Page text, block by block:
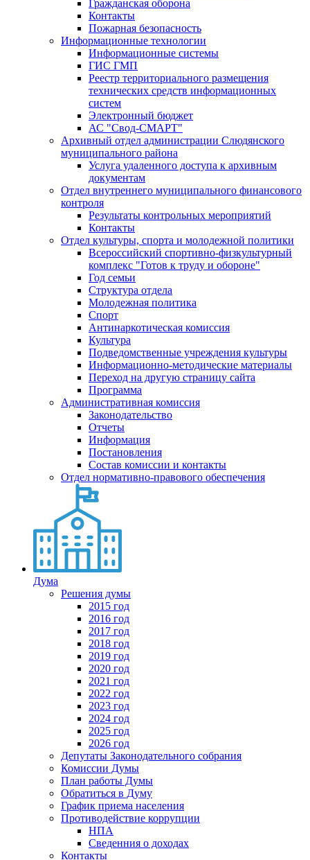
Гражданская оборона
Контакты
Пожарная безопасность
Информационные технологии
Информационные системы
ГИС ГМП
Реестр территориального размещения
технических средств информационных
систем
Электронный бюджет
АС "Свод-СМАРТ"
Архивный отдел администрации Слюдянского
муниципального района
Услуга удаленного доступа к архивным
документам
Отдел внутреннего муниципального финансового
контроля
Результаты контрольных мероприятий
Контакты
Отдел культуры, спорта и молодежной политики
Всероссийский спортивно-физкультурный
комплекс "Готов к труду и обороне"
Год семьи
Структура отдела
Молодежная политика
Спорт
Антинаркотическая комиссия
Культура
Подведомственные учреждения культуры
Информационно-методические материалы
Переход на другую страницу сайта
Программа
Административная комиссия
Законодательство
Отчеты
Информация
Постановления
Состав комиссии и контакты
Отдел нормативно-правового обеспечения
Дума
Решения думы
2015 год
2016 год
2017 год
2018 год
2019 год
2020 год
2021 год
2022 год
2023 год
2024 год
2025 год
2026 год
Депутаты Законодательного собрания
Комиссии Думы
План работы Думы
Обратиться в Думу
График приема населения
Противодействие коррупции
НПА
Сведенния о доходах
Контакты